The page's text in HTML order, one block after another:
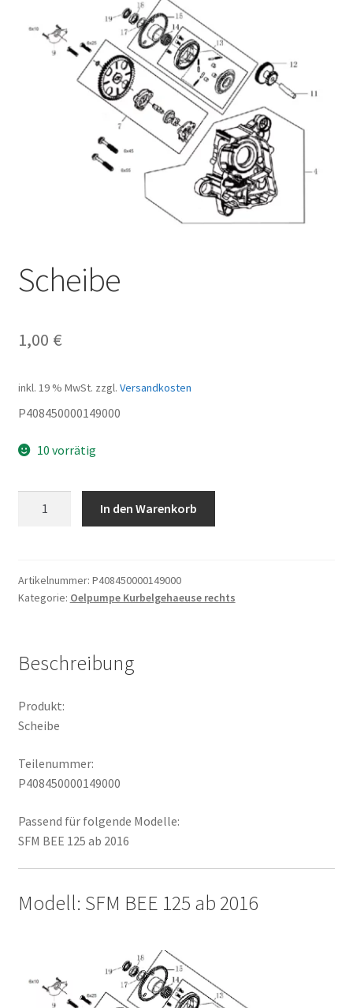
Scheibe
1,00 €
inkl. 19 % MwSt. zzgl. Versandkosten
P408450000149000
10 vorrätig
In den Warenkorb
Artikelnummer: P408450000149000
Kategorie: Oelpumpe Kurbelgehaeuse rechts
Beschreibung
Produkt:
Scheibe
Teilenummer:
P408450000149000
Passend für folgende Modelle:
SFM BEE 125 ab 2016
Modell: SFM BEE 125 ab 2016